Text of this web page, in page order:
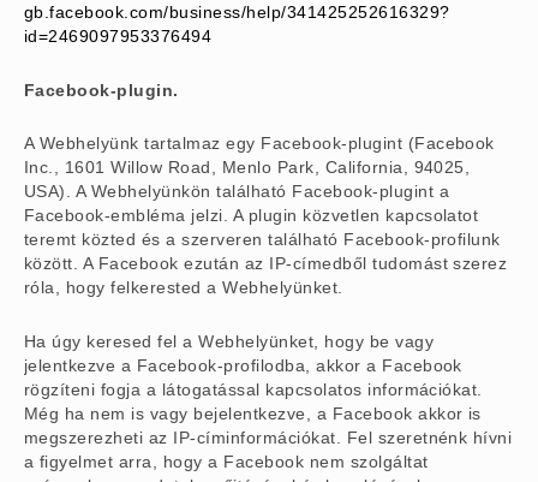
gb.facebook.com/business/help/341425252616329?
id=2469097953376494
Facebook-plugin.
A Webhelyünk tartalmaz egy Facebook-plugint (Facebook
Inc., 1601 Willow Road, Menlo Park, California, 94025,
USA). A Webhelyünkön található Facebook-plugint a
Facebook-embléma jelzi. A plugin közvetlen kapcsolatot
teremt közted és a szerveren található Facebook-profilunk
között. A Facebook ezután az IP-címedből tudomást szerez
róla, hogy felkerested a Webhelyünket.
Ha úgy keresed fel a Webhelyünket, hogy be vagy
jelentkezve a Facebook-profilodba, akkor a Facebook
rögzíteni fogja a látogatással kapcsolatos információkat.
Még ha nem is vagy bejelentkezve, a Facebook akkor is
megszerezheti az IP-címinformációkat. Fel szeretnénk hívni
a figyelmet arra, hogy a Facebook nem szolgáltat